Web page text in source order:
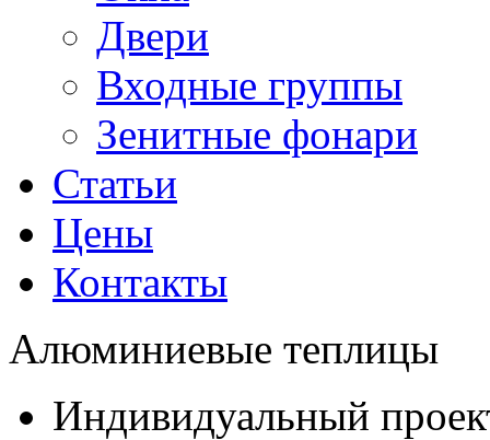
Двери
Входные группы
Зенитные фонари
Статьи
Цены
Контакты
Алюминиевые теплицы
Индивидуальный